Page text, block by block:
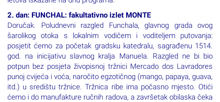
2. dan: FUNCHAL: fakultativno izlet MONTE
Doručak. Poludnevni razgled Funchala, glavnog grada ovog
šarolikog otoka s lokalnim vodičem i voditeljem putovanja:
posjetit ćemo za početak gradsku katedralu, sagrađenu 1514.
god. na inicijativu slavnog kralja Manuela. Razgled ne bi bio
potpun bez posjeta živopisnoj tržnici Mercado dos Lavradores
punoj cvijeća i voća, naročito egzotičnog (mango, papaya, guava,
itd.) u središtu tržnice. Tržnica ribe ima počasno mjesto. Otići
ćemo i do manufakture ručnih radova, a završetak obilaska čeka